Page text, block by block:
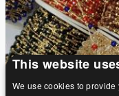
This website
We use cookies to